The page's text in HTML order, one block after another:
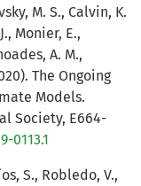
M. S., Calvin, K.
Monier, E.,
A. M.,
The Ongoing
Models.
Society, E664-
0113.1
S., Robledo, V.,